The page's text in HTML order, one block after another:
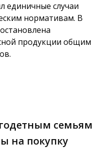
единичные случаи
нормативам. В
продукции общим
семьям
на покупку